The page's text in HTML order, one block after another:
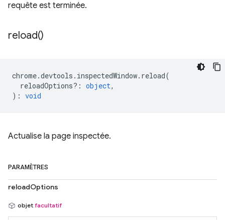
requête est terminée.
reload()
chrome.devtools . inspectedWindow. reload(
reloadOptions? : object,
) : void
Actualise la page inspectée.
PARAMÈTRES
reloadOptions
objet facultatif